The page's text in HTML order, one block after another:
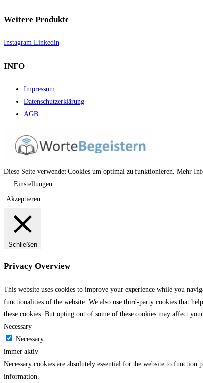
Weitere Produkte
Instagram Linkedin
INFO
Impressum
Datenschutzerklärung
AGB
Diese Seite verwendet Cookies um optimal zu funktionieren. Mehr
Einstellungen
Akzeptieren
Schließen
Privacy Overview
This website uses cookies to improve your experience while you
functionalities of the website. We also use third-party cookies that
these cookies. But opting out of some of these cookies may affect
Necessary
Necessary
immer aktiv
Necessary cookies are absolutely essential for the website to
information.